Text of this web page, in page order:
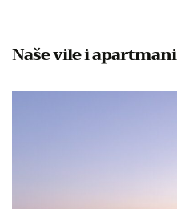
Naše vile i apartmani